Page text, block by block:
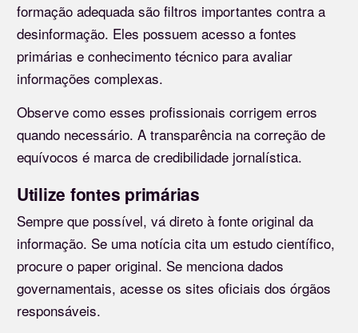
formação adequada são filtros importantes contra a
desinformação. Eles possuem acesso a fontes
primárias e conhecimento técnico para avaliar
informações complexas.
Observe como esses profissionais corrigem erros
quando necessário. A transparência na correção de
equívocos é marca de credibilidade jornalística.
Utilize fontes primárias
Sempre que possível, vá direto à fonte original da
informação. Se uma notícia cita um estudo científico,
procure o paper original. Se menciona dados
governamentais, acesse os sites oficiais dos órgãos
responsáveis.